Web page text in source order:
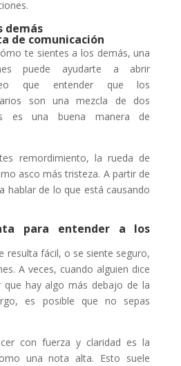
demás
de comunicación
te sientes a los demás, una
puede ayudarte a abrir
que entender que los
son una mezcla de dos
es una buena manera de
remordimiento, la rueda de
asco más tristeza. A partir de
hablar de lo que está causando
para entender a los
resulta fácil, o se siente seguro,
A veces, cuando alguien dice
que hay algo más debajo de la
es posible que no sepas
con fuerza y claridad es la
una nota alta. Esto suele